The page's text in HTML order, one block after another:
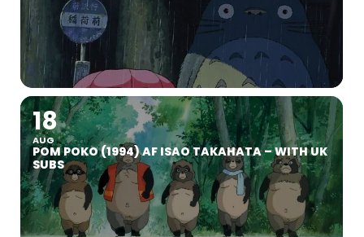
18
AUG
POM POKO (1994) AF ISAO TAKAHATA – WITH UK
SUBS